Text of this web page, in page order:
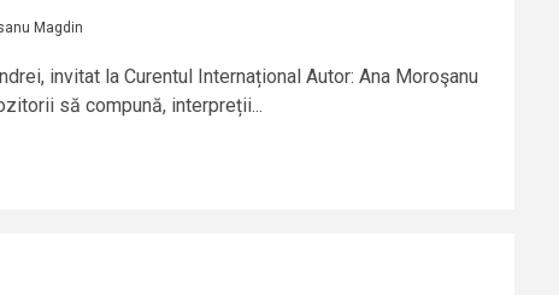
Magdin
invitat la Curentul Internațional Autor: Ana Moroşanu
să compună, interpreții...